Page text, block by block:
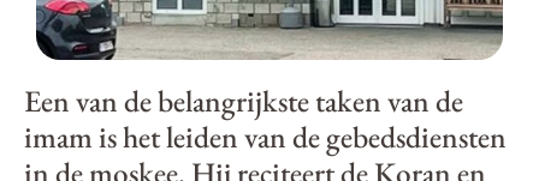
Een van de belangrijkste taken van de
imam is het leiden van de gebedsdiensten
in de moskee. Hij reciteert de Koran en